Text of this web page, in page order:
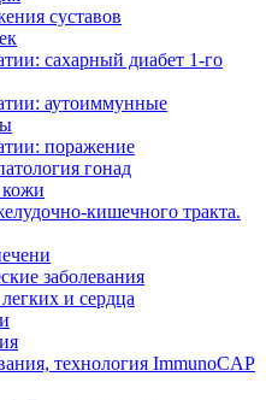
суставов
сахарный диабет 1-го
аутоиммунные
поражение
гонад
кишечного тракта.
заболевания
и сердца
технология ImmunoCAP